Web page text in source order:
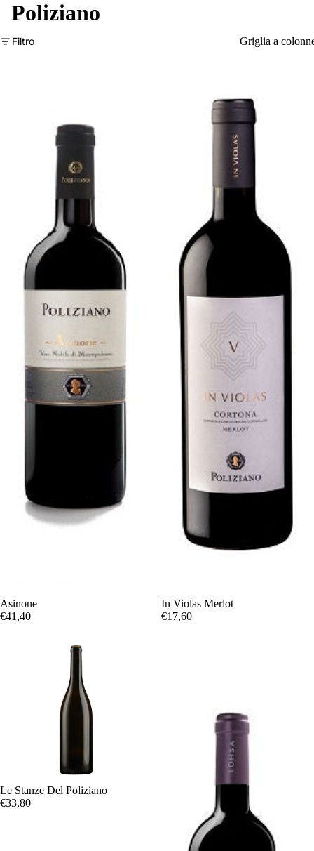
Poliziano
Filtro Griglia a
Asinone
€41,40
In Violas Merlot
€17,60
Le Stanze Del Poliziano
€33,80